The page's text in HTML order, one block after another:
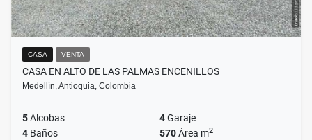
CASA VENTA
CASA EN ALTO DE LAS PALMAS ENCENILLOS
Medellín, Antioquia, Colombia
5Alcobas 4Garaje
4 Baños 570Área m2